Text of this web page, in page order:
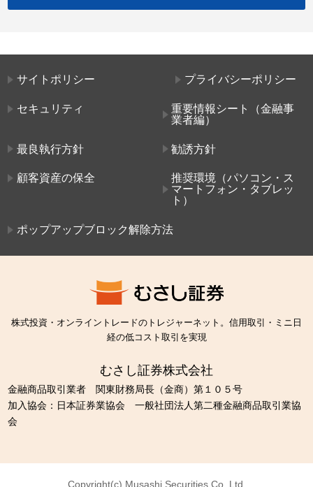
サイトポリシー プライバシーポリシー
セキュリティ
重要情報シート（金融事
業者編）
最良執行方針 勧誘方針
顧客資産の保全
推奨環境（パソコン・ス
マートフォン・タブレッ
ト）
ポップアップブロック解除方法
株式投資・オンライントレードのトレジャーネット。信用取引・ミニ日
経の低コスト取引を実現
むさし証券株式会社
金融商品取引業者 関東財務局長（金商）第１０５号
加入協会：日本証券業協会 一般社団法人第二種金融商品取引業協
会
Copyright(c) Musashi Securities Co.,Ltd.